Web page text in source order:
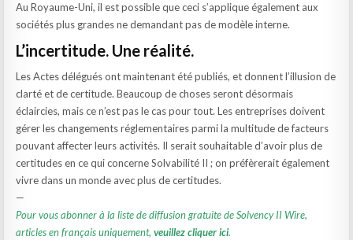
Au Royaume-Uni, il est possible que ceci s’applique également aux
sociétés plus grandes ne demandant pas de modèle interne.
L’incertitude. Une réalité.
Les Actes délégués ont maintenant été publiés, et donnent l’illusion de
clarté et de certitude. Beaucoup de choses seront désormais
éclaircies, mais ce n’est pas le cas pour tout. Les entreprises doivent
gérer les changements réglementaires parmi la multitude de facteurs
pouvant affecter leurs activités. Il serait souhaitable d’avoir plus de
certitudes en ce qui concerne Solvabilité II ; on préfèrerait également
vivre dans un monde avec plus de certitudes.
—
Pour vous abonner à la liste de diffusion gratuite de Solvency II Wire,
articles en français uniquement, veuillez cliquer ici.